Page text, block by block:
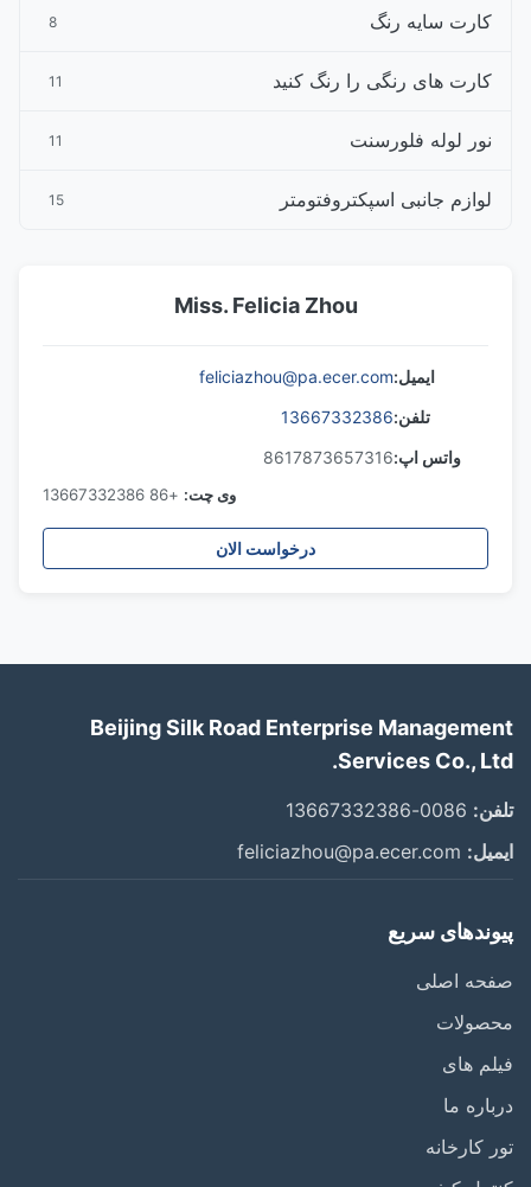
کارت سایه رنگ 8
کارت های رنگی را رنگ کنید 11
نور لوله فلورسنت 11
لوازم جانبی اسپکتروفتومتر 15
Miss. Felicia Zhou
ایمیل:feliciazhou@pa.ecer.com
تلفن:13667332386
واتس اپ:8617873657316
وی چت: +86 13667332386
درخواست الان
Beijing Silk Road Enterprise Management
Services Co., Ltd.
تلفن:
ایمیل:
پیوندهای سریع
صفحه اصلی
محصولات
فیلم های
درباره ما
تور کارخانه